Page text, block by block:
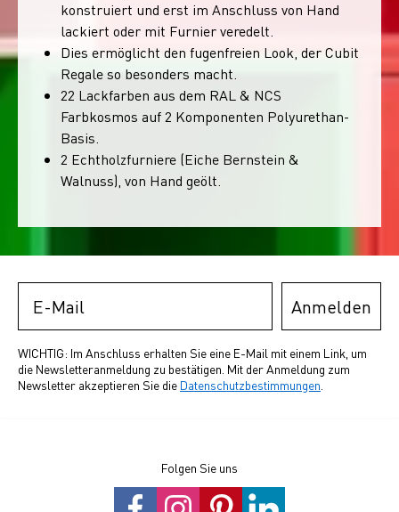
konstruiert und erst im Anschluss von Hand
lackiert oder mit Furnier veredelt.
Dies ermöglicht den fugenfreien Look, der Cubit
Regale so besonders macht.
22 Lackfarben aus dem RAL & NCS
Farbkosmos auf 2 Komponenten Polyurethan-
Basis.
2 Echtholzfurniere (Eiche Bernstein &
Walnuss), von Hand geölt.
Anmelden
WICHTIG: Im Anschluss erhalten Sie eine E-Mail mit einem Link, um
die Newsletteranmeldung zu bestätigen. Mit der Anmeldung zum
Newsletter akzeptieren Sie die Datenschutzbestimmungen
Folgen Sie uns